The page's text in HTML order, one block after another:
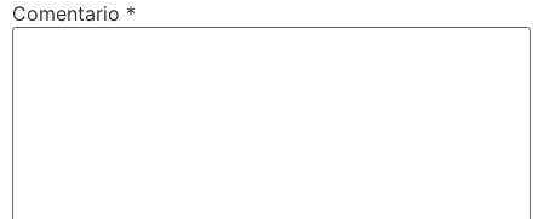
Comentario *